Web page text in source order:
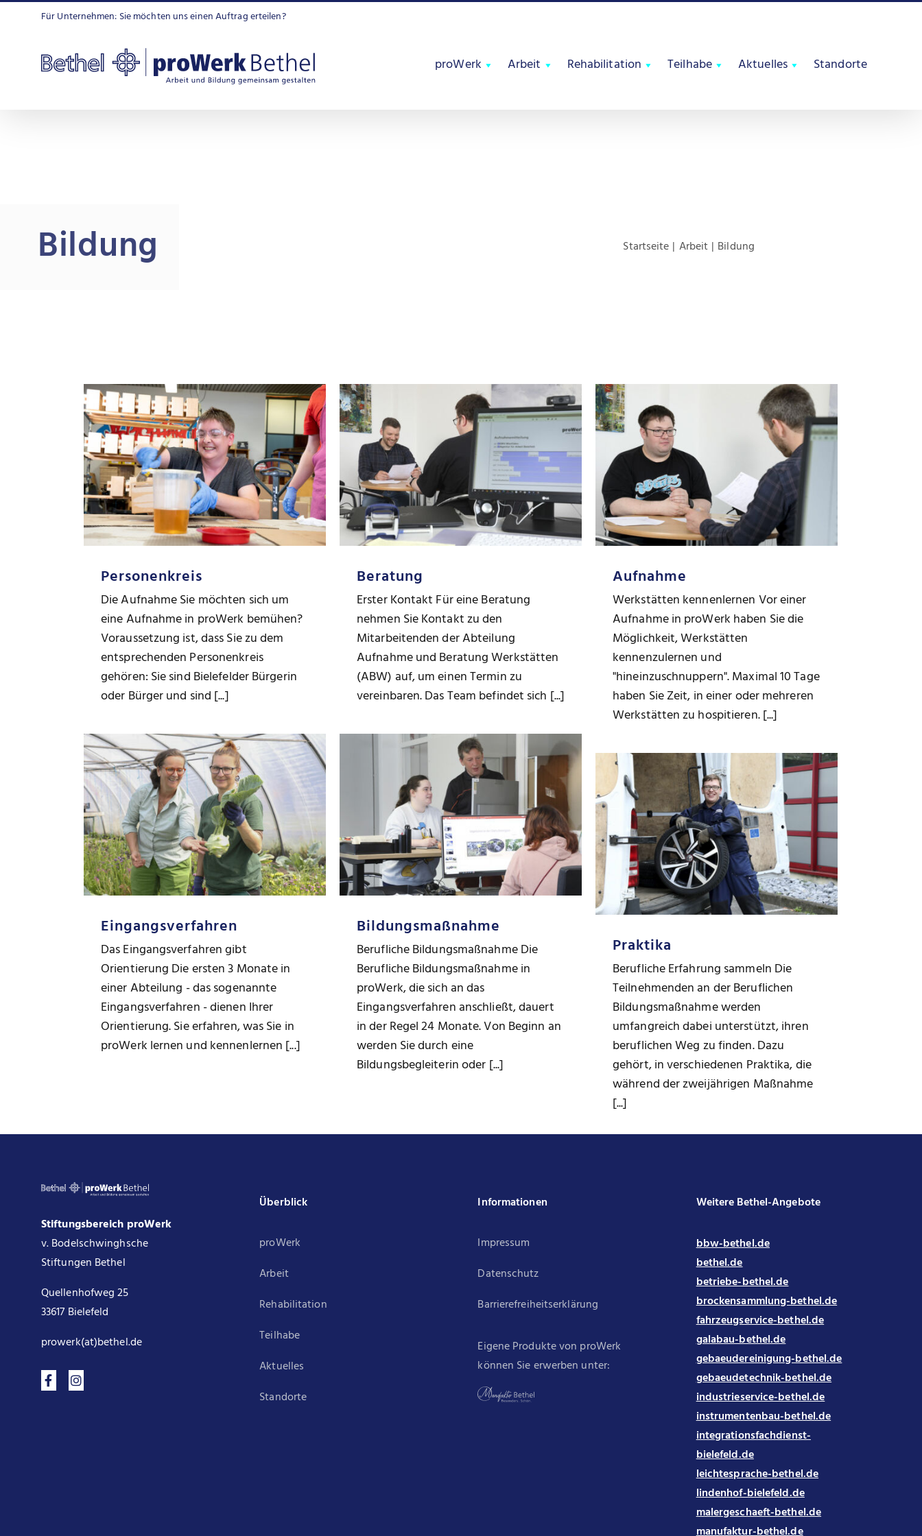
Zum
Für Unternehmen: Sie möchten uns einen Auftrag erteilen?
proWerk Arbeit Rehabilitation Teilhabe Aktuelles Standorte
Bildung Startseite Arbeit Bildung
Personenkreis
Die Aufnahme Sie möchten sich um
eine Aufnahme in proWerk bemühen?
Voraussetzung ist, dass Sie zu dem
entsprechenden Personenkreis
gehören: Sie sind Bielefelder Bürgerin
oder Bürger und sind [...]
Beratung
Erster Kontakt Für eine Beratung
nehmen Sie Kontakt zu den
Mitarbeitenden der Abteilung
Aufnahme und Beratung Werkstätten
(ABW) auf, um einen Termin zu
vereinbaren. Das Team befindet sich [...]
Aufnahme
Werkstätten kennenlernen Vor einer
Aufnahme in proWerk haben Sie die
Möglichkeit, Werkstätten
kennenzulernen und
"hineinzuschnuppern". Maximal 10 Tage
haben Sie Zeit, in einer oder mehreren
Werkstätten zu hospitieren. [...]
Eingangsverfahren
Das Eingangsverfahren gibt
Orientierung Die ersten 3 Monate in
einer Abteilung - das sogenannte
Eingangsverfahren - dienen Ihrer
Orientierung. Sie erfahren, was Sie in
proWerk lernen und kennenlernen [...]
Bildungsmaßnahme
Berufliche Bildungsmaßnahme Die
Berufliche Bildungsmaßnahme in
proWerk, die sich an das
Eingangsverfahren anschließt, dauert
in der Regel 24 Monate. Von Beginn an
werden Sie durch eine
Bildungsbegleiterin oder [...]
Praktika
Berufliche Erfahrung sammeln Die
Teilnehmenden an der Beruflichen
Bildungsmaßnahme werden
umfangreich dabei unterstützt, ihren
beruflichen Weg zu finden. Dazu
gehört, in verschiedenen Praktika, die
während der zweijährigen Maßnahme
[...]
Stiftungsbereich proWerk
v. Bodelschwinghsche
Stiftungen Bethel
Quellenhofweg 25
33617 Bielefeld
prowerk(at)bethel.de
Überblick
proWerk
Arbeit
Rehabilitation
Teilhabe
Aktuelles
Standorte
Informationen
Impressum
Datenschutz
Barrierefreiheitserklärung
Eigene Produkte von proWerk
können Sie erwerben unter:
Weitere Bethel-Angebote
bbw-bethel.de
bethel.de
betriebe-bethel.de
brockensammlung-bethel.de
fahrzeugservice-bethel.de
galabau-bethel.de
gebaeudereinigung-bethel.de
gebaeudetechnik-bethel.de
industrieservice-bethel.de
instrumentenbau-bethel.de
integrationsfachdienst-
bielefeld.de
leichtesprache-bethel.de
lindenhof-bielefeld.de
malergeschaeft-bethel.de
manufaktur-bethel.de